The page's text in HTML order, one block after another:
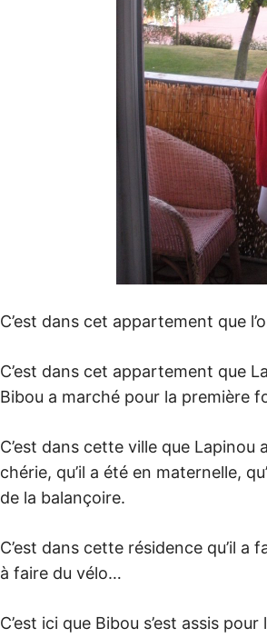
C’est dans cet appartement que
C’est dans cet appartement que
Bibou a marché pour la première
C’est dans cette ville que
chérie, qu’il a été en maternelle,
de la balançoire.
C’est dans cette résidence qu’il
à faire du vélo…
C’est ici que Bibou s’est assis